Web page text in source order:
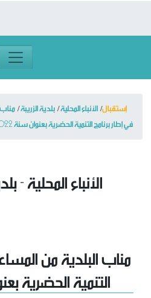
معرف تسجيل
تسجيل دخول
تسجيل
إستقبال الأنباء المحلية بلدية الزريبة
في إطار برنامج التنمية الحضرية بعنوان سنة 2022
الأنباء المحلية -
مناب البلدية من
التنمية الحضرية